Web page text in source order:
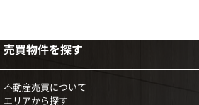
売買物件を探す
不動産売買について
エリアから探す